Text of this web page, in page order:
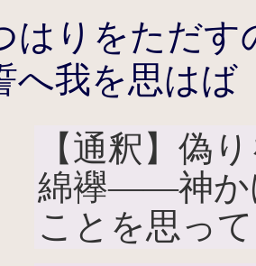
はりをただ
へ我を思はば
【通釈】偽
綿襷――神か
ことを思っ